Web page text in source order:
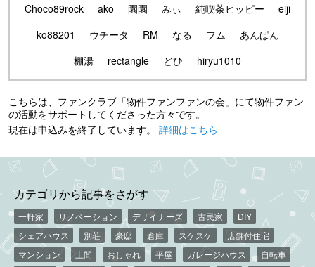
Choco89rock
ako 園園 みぃ 純喫茶ヒッピー
eiji
ko88201
ウチータ RM なる フム
あんぱん
棚湯
rectangle どひ hiryu1010
こちらは、ファンクラブ「物件ファンファンの会」にて物件ファン
の活動をサポートしてくださった方々です。
現在は申込みを終了しています。 詳細はこちら
カテゴリから記事をさがす
一軒家 リノベーション デザイナーズ 古民家
DIY
シェアハウス
別荘 豪邸 倉庫 スケスケ
店舗付住宅
マンション
土間 おしゃれ 平屋 ガレージハウス
自転車